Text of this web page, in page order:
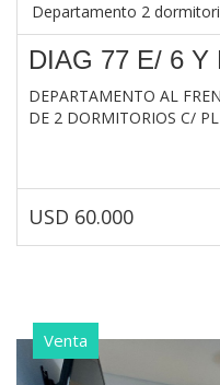
Departamento 2
DIAG 77 E/ 6 Y
DEPARTAMENTO AL
DE 2 DORMITORIOS C/ PL
USD 60.000
Venta